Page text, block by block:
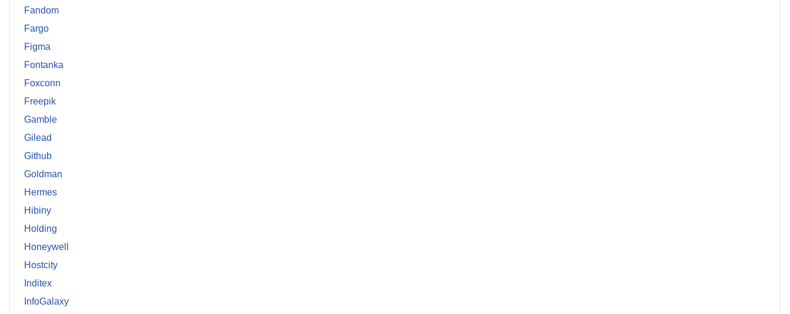
Fandom
Fargo
Figma
Fontanka
Foxconn
Freepik
Gamble
Gilead
Github
Goldman
Hermes
Hibiny
Holding
Honeywell
Hostcity
Inditex
InfoGalaxy